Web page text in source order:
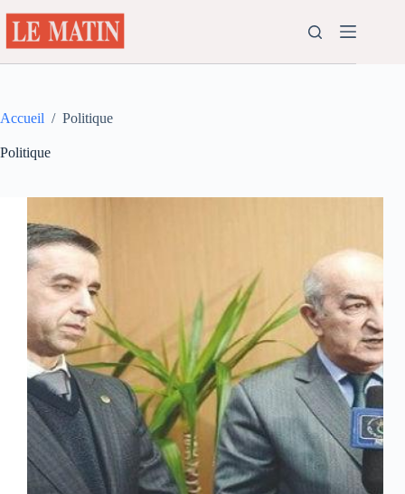
au
contenu
Accueil / Politique
Politique